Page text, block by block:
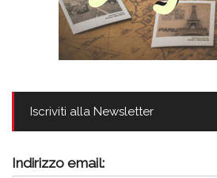
Iscriviti alla Newsletter
Indirizzo email: